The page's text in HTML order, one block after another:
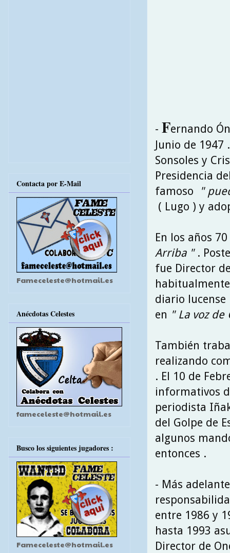
- Fernando
Junio de
Sonsoles y
Presidencia
famoso "
( Lugo ) y
En los años
Arriba ".
fue Director
diario lucense
en " La voz
También
realizando
. El 10 de
informativos
periodista
del Golpe de
algunos
entonces .
- Más
entre 1986 y
hasta 1993
Director de
Contacta por E-Mail
Fameceleste@hotmail.es
Anécdotas Celestes
fameceleste@hotmail.es
Busco los siguientes jugadores :
Fameceleste@hotmail.es